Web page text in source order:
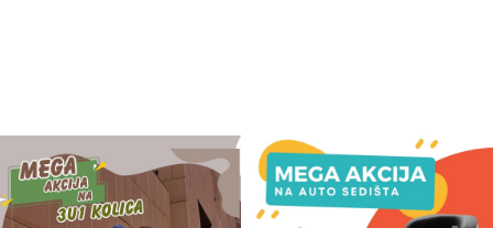
AKCIJA
Prodavnica